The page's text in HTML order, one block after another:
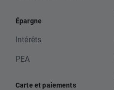
Épargne
Intérêts
PEA
Carte et paiements